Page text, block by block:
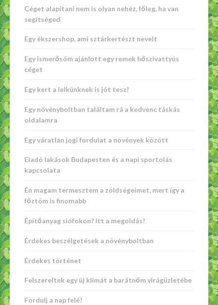
Céget alapítani nem is olyan nehéz, főleg, ha van
segítséged
Egy ékszershop, ami sztárkertészt nevelt
Egy ismerősöm ajánlott egy remek hőszivattyús
céget
Egy kert a lelkünknek is jót tesz!
Egy növényboltban találtam rá a kedvenc táskás
oldalamra
Egy váratlan jogi fordulat a növények között
Eladó lakások Budapesten és a napi sportolás
kapcsolata
Én magam termesztem a zöldségeimet, mert így a
főztöm is finomabb
Építőanyag siófokon? Itt a megoldás!
Érdekes beszélgetések a növényboltban
Érdekes történet
Felszereltek egy új klímát a barátnőm virágüzletébe
Fordulj a nap felé!